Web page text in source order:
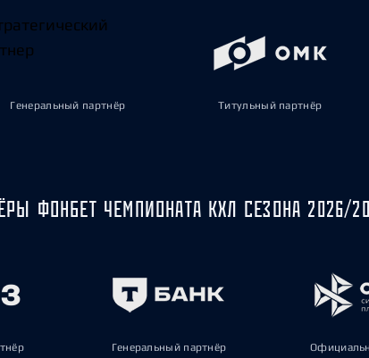
Генеральный партнёр Титульный партнёр
ФОНБЕТ ЧЕМПИОНАТА КХЛ СЕЗОНА 2026/
Генеральный партнёр